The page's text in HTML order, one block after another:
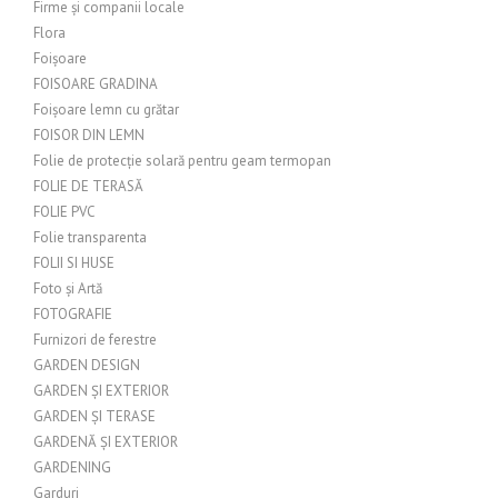
Firme și companii locale
Flora
Foișoare
FOISOARE GRADINA
Foișoare lemn cu grătar
FOISOR DIN LEMN
Folie de protecție solară pentru geam termopan
FOLIE DE TERASĂ
FOLIE PVC
Folie transparenta
FOLII SI HUSE
Foto și Artă
FOTOGRAFIE
Furnizori de ferestre
GARDEN DESIGN
GARDEN ȘI EXTERIOR
GARDEN ȘI TERASE
GARDENĂ ȘI EXTERIOR
GARDENING
Garduri